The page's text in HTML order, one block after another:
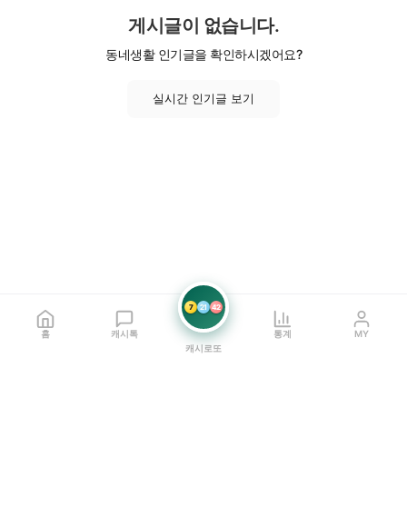
게시글이 없습니다.
동네생활 인기글을 확인하시겠어요?
실시간 인기글 보기
홈 캐시톡
7 21 42
캐시로또
통계 MY